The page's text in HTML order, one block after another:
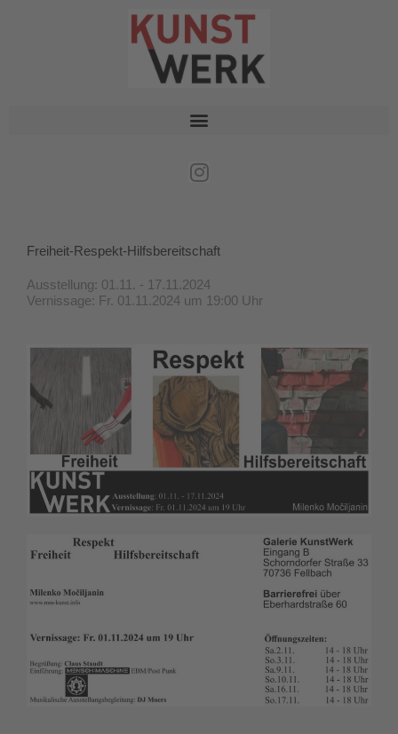
I
a
g
r
Freiheit-Respekt-Hilfsbereitschaft
Ausstellung: 01.11. - 17.11.2024
Vernissage: Fr. 01.11.2024 um 19:00 Uhr